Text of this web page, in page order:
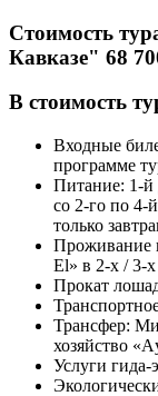
Стоимость
Кавказе" 68
В стоимость
Входные
программе
Питание: 1-й
со 2-го по 4-
только
Проживание
El» в 2-х / 3-
Прокат
Трансфер:
хозяйство
Услуги гида-